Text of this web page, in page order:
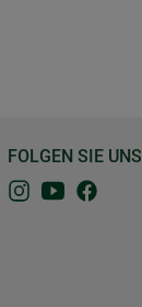
FOLGEN SIE UNS